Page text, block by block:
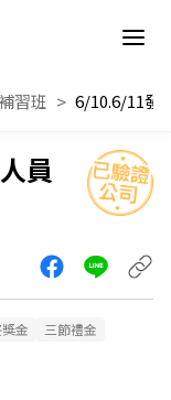
習班 6/10.6/11發
員
金
三節禮金